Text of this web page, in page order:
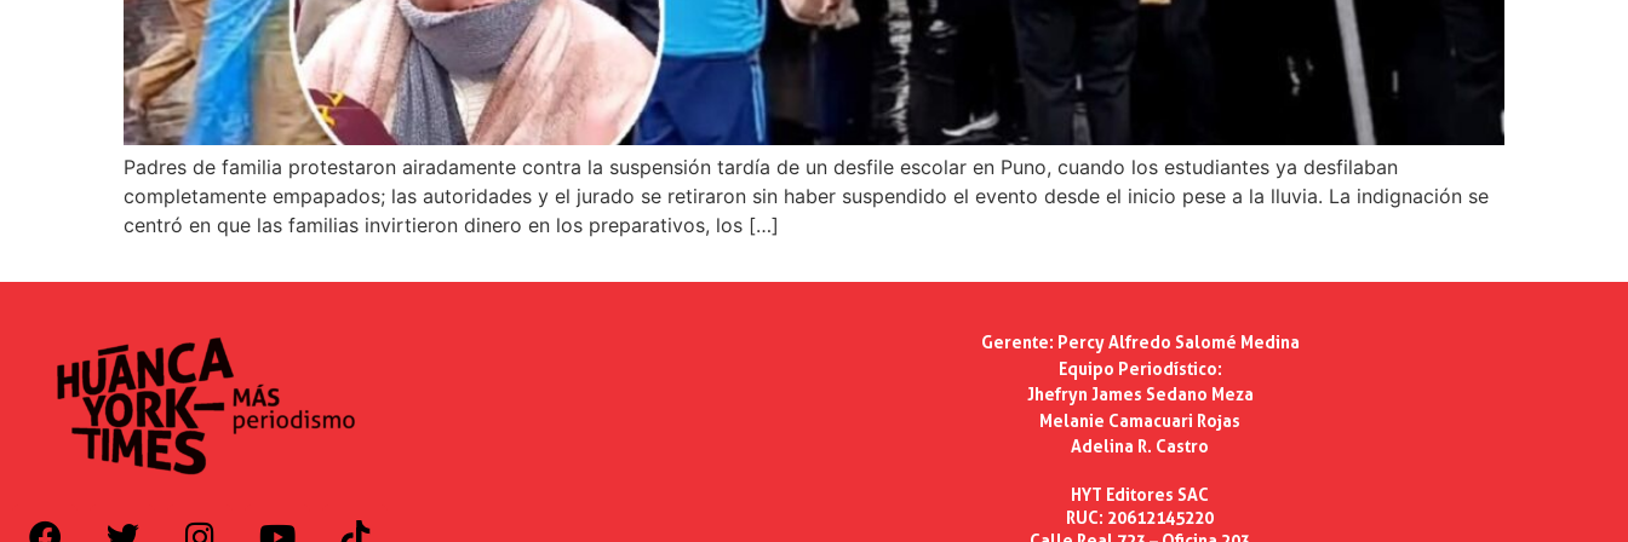
Padres de familia protestaron airadamente contra la suspensión tardía de un desfile escolar en Puno, cuando los estudiantes ya desfilaban
completamente empapados; las autoridades y el jurado se retiraron sin haber suspendido el evento desde el inicio pese a la lluvia. La indignación se
centró en que las familias invirtieron dinero en los preparativos, los […]
Gerente: Percy Alfredo Salomé Medina
Equipo Periodístico:
Jhefryn James Sedano Meza
Melanie Camacuari Rojas
Adelina R. Castro
HYT Editores SAC
RUC: 20612145220